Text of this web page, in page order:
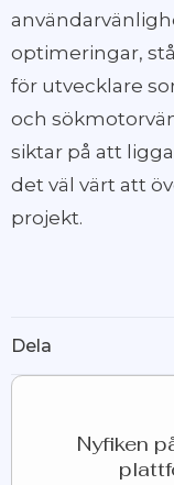
optimeringar,
för utvecklare
och
siktar på att
det väl värt att
projekt.
Dela
Nyfiken